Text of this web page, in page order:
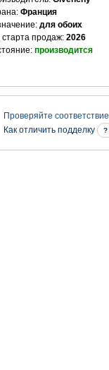
Франция
для обоих
старта продаж: 2026
производится
Проверяйте соответствие
Как отличить подделку
?